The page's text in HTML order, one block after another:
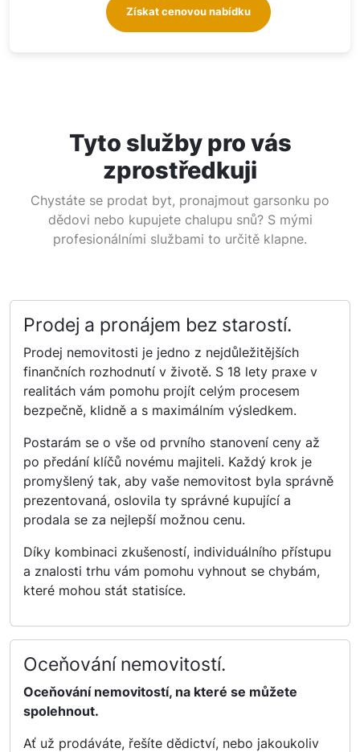
Získat cenovou nabídku
Tyto služby pro vás
zprostředkuji
Chystáte se prodat byt, pronajmout garsonku po
dědovi nebo kupujete chalupu snů? S mými
profesionálními službami to určitě klapne.
Prodej a pronájem bez starostí.
Prodej nemovitosti je jedno z nejdůležitějších
finančních rozhodnutí v životě. S 18 lety praxe v
realitách vám pomohu projít celým procesem
bezpečně, klidně a s maximálním výsledkem.
Postarám se o vše od prvního stanovení ceny až
po předání klíčů novému majiteli. Každý krok je
promyšlený tak, aby vaše nemovitost byla správně
prezentovaná, oslovila ty správné kupující a
prodala se za nejlepší možnou cenu.
Díky kombinaci zkušeností, individuálního přístupu
a znalosti trhu vám pomohu vyhnout se chybám,
které mohou stát statisíce.
Oceňování nemovitostí.
Oceňování nemovitostí, na které se můžete
spolehnout.
Ať už prodáváte, řešíte dědictví, nebo jakoukoliv